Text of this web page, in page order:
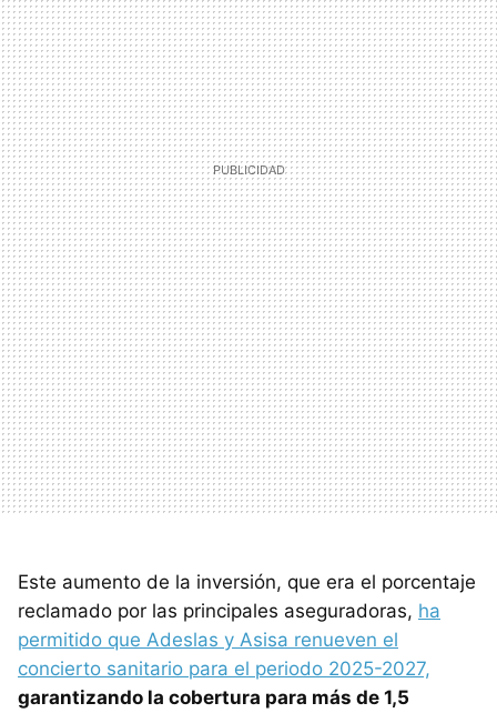
Este aumento de la inversión, que era el porcentaje
reclamado por las principales aseguradoras, ha
permitido que Adeslas y Asisa renueven el
concierto sanitario para el periodo 2025-2027,
garantizando la cobertura para más de 1,5